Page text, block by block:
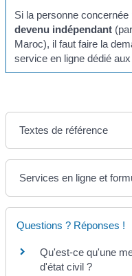
Si la personne
devenu indépendant(par
Maroc), il faut faire la
service en ligne dédié
Textes de référence
Services en ligne et
Questions ? Réponses !
Qu'est-ce qu'une
d'état civil ?